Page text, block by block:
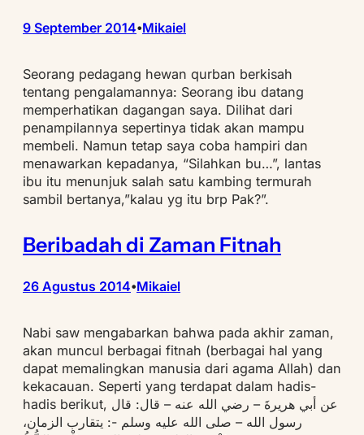
9 September 2014•Mikaiel
Seorang pedagang hewan qurban berkisah
tentang pengalamannya: Seorang ibu datang
memperhatikan dagangan saya. Dilihat dari
penampilannya sepertinya tidak akan mampu
membeli. Namun tetap saya coba hampiri dan
menawarkan kepadanya, “Silahkan bu…”, lantas
ibu itu menunjuk salah satu kambing termurah
sambil bertanya,”kalau yg itu brp Pak?”.
Beribadah di Zaman Fitnah
26 Agustus 2014•Mikaiel
Nabi saw mengabarkan bahwa pada akhir zaman,
akan muncul berbagai fitnah (berbagai hal yang
dapat memalingkan manusia dari agama Allah) dan
kekacauan. Seperti yang terdapat dalam hadis-
hadis berikut, عن أبي هريرةَ – رضي الله عنه – قال: قال
رسول الله – صلى الله عليه وسلم -: يتقارب الزمان،